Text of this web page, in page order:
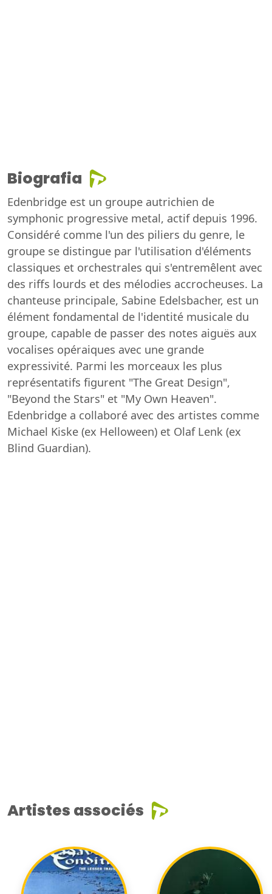
Biografia
Edenbridge est un groupe autrichien de
symphonic progressive metal, actif depuis 1996.
Considéré comme l'un des piliers du genre, le
groupe se distingue par l'utilisation d'éléments
classiques et orchestrales qui s'entremêlent avec
des riffs lourds et des mélodies accrocheuses. La
chanteuse principale, Sabine Edelsbacher, est un
élément fondamental de l'identité musicale du
groupe, capable de passer des notes aiguës aux
vocalises opéraiques avec une grande
expressivité. Parmi les morceaux les plus
représentatifs figurent "The Great Design",
"Beyond the Stars" et "My Own Heaven".
Edenbridge a collaboré avec des artistes comme
Michael Kiske (ex Helloween) et Olaf Lenk (ex
Blind Guardian).
Artistes associés